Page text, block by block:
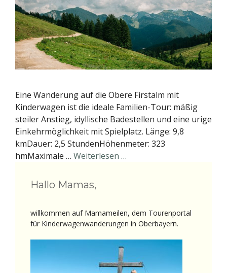
Eine Wanderung auf die Obere Firstalm mit
Kinderwagen ist die ideale Familien-Tour: mäßig
steiler Anstieg, idyllische Badestellen und eine urige
Einkehrmöglichkeit mit Spielplatz. Länge: 9,8
kmDauer: 2,5 StundenHöhenmeter: 323
hmMaximale … Weiterlesen …
Hallo Mamas,
willkommen auf Mamameilen, dem Tourenportal
für Kinderwagenwanderungen in Oberbayern.